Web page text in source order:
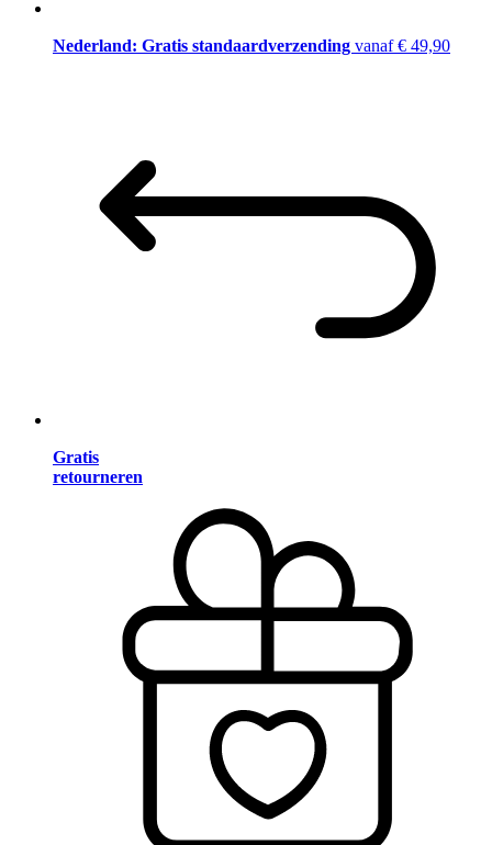
Nederland: Gratis standaardverzending vanaf € 49,90
Gratis
retourneren